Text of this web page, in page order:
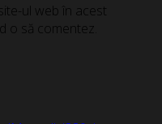
ul web în acest
o să comentez.